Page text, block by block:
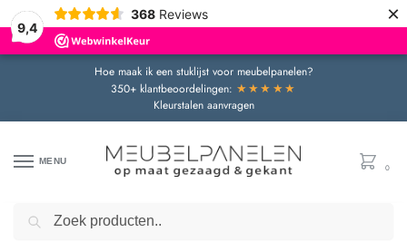
9,4
368 Reviews ×
Hoe maak ik een stuklijst voor meubelpanelen?
350+ klantbeoordelingen: ★★★★★
Kleurstalen aanvragen
MENU
0
Door de bouwvakperiode geldt momenteel een extra levertijd van circa 3 weken